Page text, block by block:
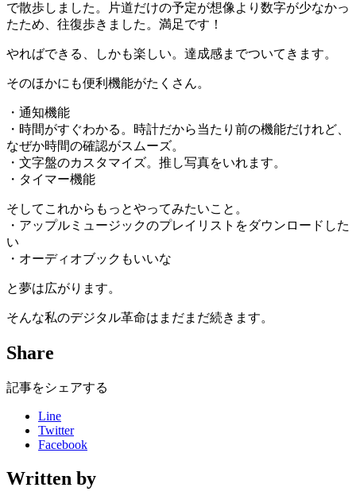
で散歩しました。片道だけの予定が想像より数字が少なかっ
たため、往復歩きました。満足です！
やればできる、しかも楽しい。達成感までついてきます。
そのほかにも便利機能がたくさん。
・通知機能
・時間がすぐわかる。時計だから当たり前の機能だけれど、
なぜか時間の確認がスムーズ。
・文字盤のカスタマイズ。推し写真をいれます。
・タイマー機能
そしてこれからもっとやってみたいこと。
・アップルミュージックのプレイリストをダウンロードした
い
・オーディオブックもいいな
と夢は広がります。
そんな私のデジタル革命はまだまだ続きます。
Share
記事をシェアする
Line
Twitter
Facebook
Written by